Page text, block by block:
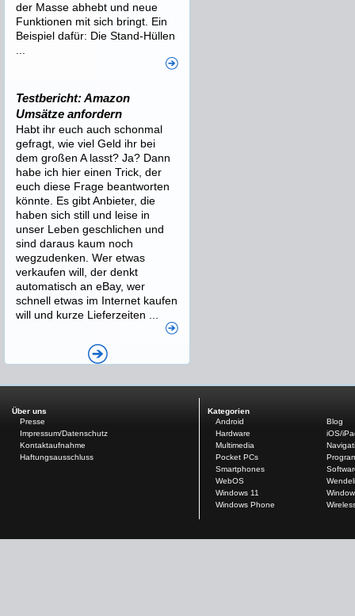
der Masse abhebt und neue
Funktionen mit sich bringt. Ein
Beispiel dafür: Die Stand-Hüllen
Testbericht: Amazon
Umsätze anfordern
Habt ihr euch auch schonmal
gefragt, wie viel Geld ihr bei
dem großen A lasst? Ja? Dann
habe ich hier einen Trick, der
euch diese Frage beantworten
könnte. Es gibt Anbieter, die
haben sich still und leise in
unser Leben geschlichen und
sind daraus kaum noch
wegzudenken. Wer etwas
verkaufen will, der denkt
automatisch an eBay, wer
schnell etwas im Internet kaufen
will und kurze Lieferzeiten ...
Über uns
Presse
Impressum/Datenschutz
Kontaktaufnahme
Haftungsausschluss
Kategorien
Android
Blog
Hardware
iOS/
Multimedia
Pocket PCs
Smartphones
WebOS
Windows 11
Windows Phone